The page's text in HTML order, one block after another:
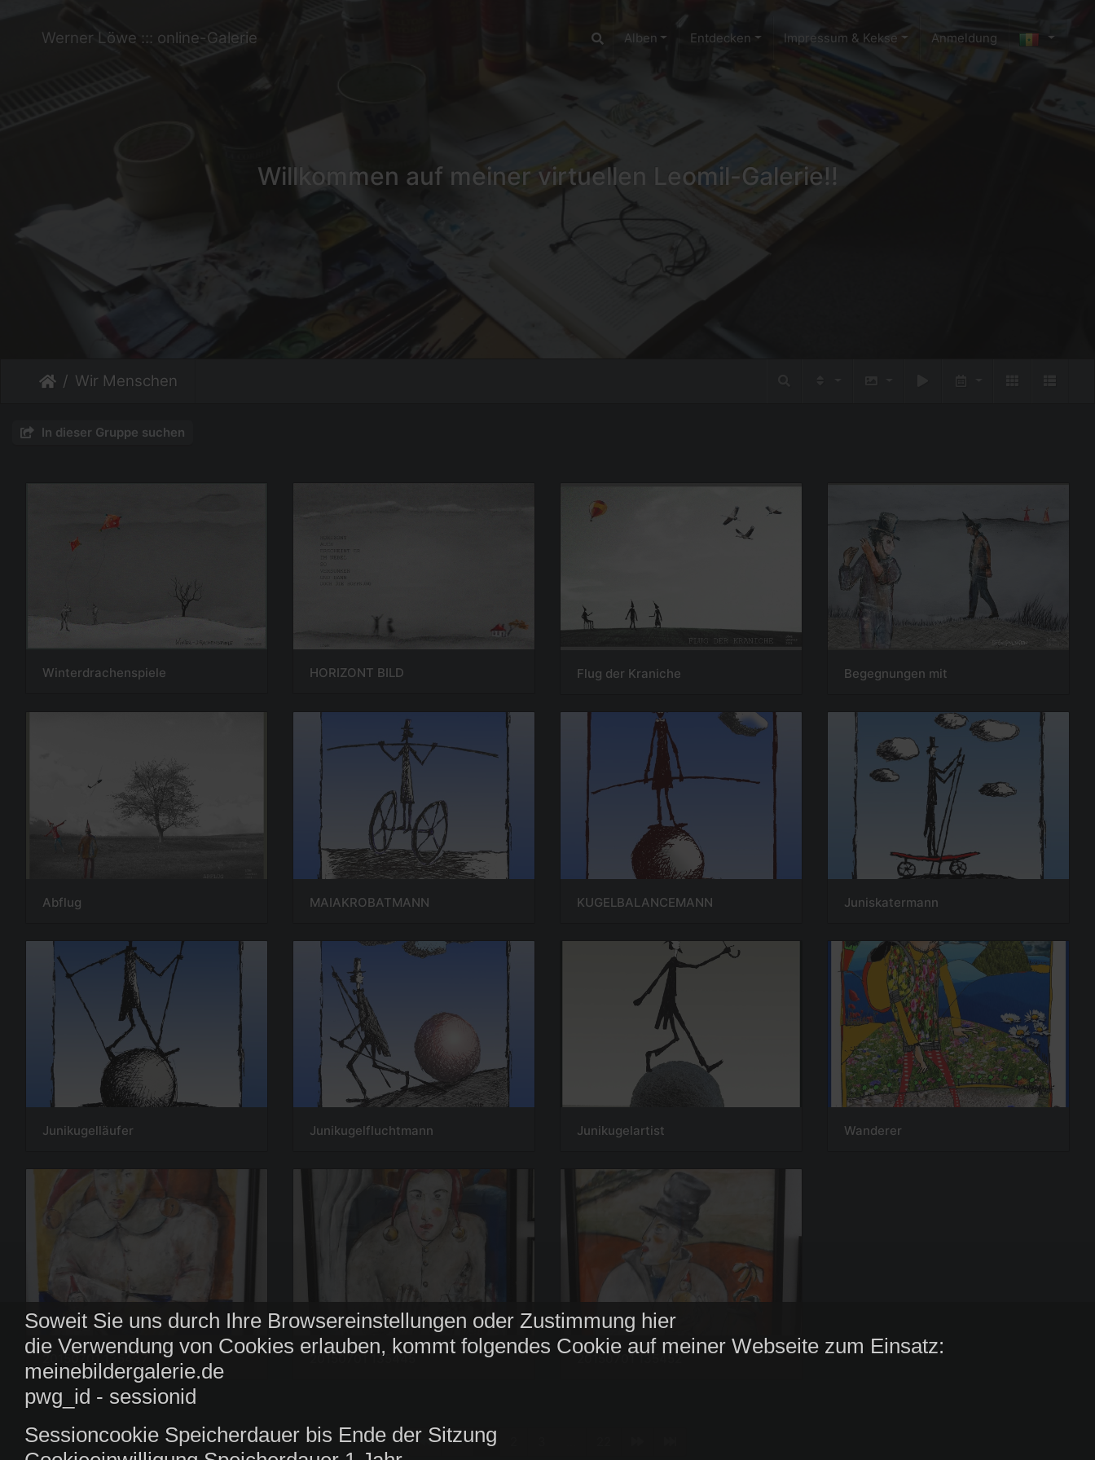
Werner Löwe ::: online-Galerie Alben Entdecken Impressum & Kekse Anmeldung
Willkommen auf meiner virtuellen Leomil-Galerie!!
Wir Menschen
In dieser Gruppe suchen
Soweit Sie uns durch Ihre Browsereinstellungen oder Zustimmung hier
die Verwendung von Cookies erlauben, kommt folgendes Cookie auf meiner Webseite zum Einsatz:
meinebildergalerie.de
pwg_id - sessionid
Sessioncookie Speicherdauer bis Ende der Sitzung
Winterdrachenspiele HORIZONT BILD Flug der Kraniche Begegnungen mit
Abflug MAIAKROBATMANN KUGELBALANCEMANN Juniskatermann
Junikugelläufer Junikugelfluchtmann Junikugelartist Wanderer
20150701 135445
1